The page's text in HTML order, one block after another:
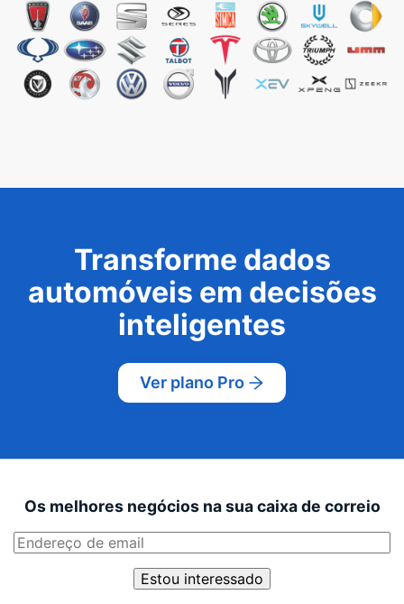
Transforme dados
automóveis em decisões
inteligentes
Ver plano Pro
Os melhores negócios na sua caixa de correio
Estou interessado